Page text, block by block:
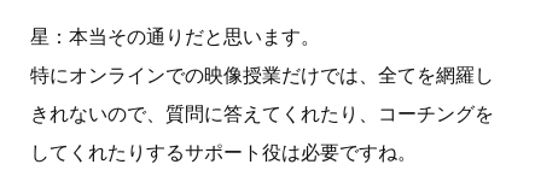
星：本当その通りだと思います。
特にオンラインでの映像授業だけでは、全てを網羅し
きれないので、質問に答えてくれたり、コーチングを
してくれたりするサポート役は必要ですね。